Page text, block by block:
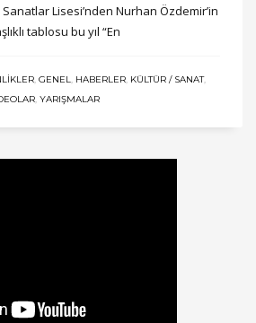
Lisesi’nden Nurhan Özdemir’in
tablosu bu yıl “En
, GENEL, HABERLER, KÜLTÜR / SANAT,
, YARIŞMALAR